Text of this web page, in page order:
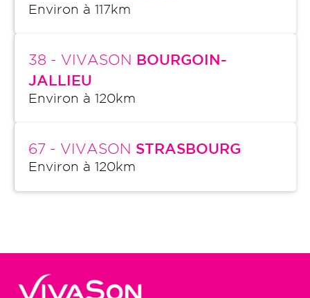
Environ à 117km
38 - VIVASON
BOURGOIN-
JALLIEU
Environ à 120km
67 - VIVASON STRASBOURG
Environ à 120km